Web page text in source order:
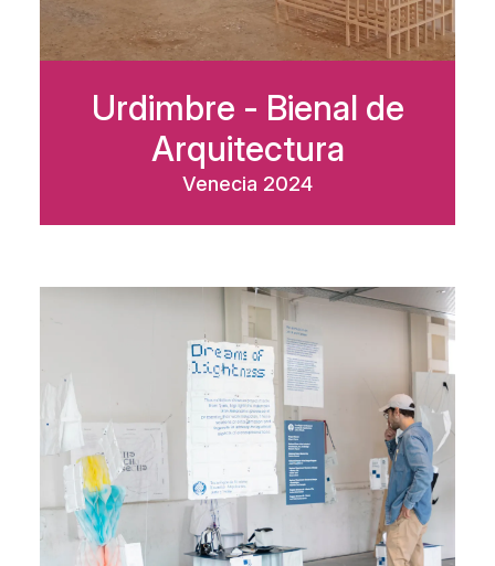
Urdimbre - Bienal de
Arquitectura
Venecia 2024